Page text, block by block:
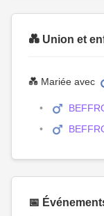
💑 Union et
💑 Mariée avec
📅